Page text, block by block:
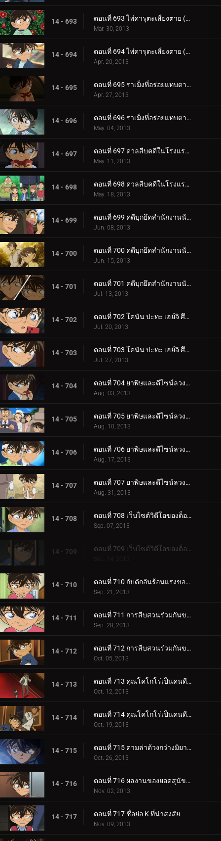
14 - 693 ตอนที่ 693 ไพ่คารุตะเสี่ยงตาย (ตอน 1)
Mar. 30, 2013
14 - 694 ตอนที่ 694 ไพ่คารุตะเสี่ยงตาย (ตอน 2)
Apr. 20, 2013
14 - 695 ตอนที่ 695 ราเม็งที่อร่อยแทบตาย (ตอน 1)
Apr. 27, 2013
14 - 696 ตอนที่ 696 ราเม็งที่อร่อยแทบตาย (ตอน 2)
May. 04, 2013
14 - 697 ตอนที่ 697 ดวลสืบคดีในโรงแรมผีสิง (ตอน 1)
May. 11, 2013
14 - 698 ตอนที่ 698 ดวลสืบคดีในโรงแรมผีสิง (ตอน 2)
May. 18, 2013
14 - 699 ตอนที่ 699 คดีบุกยึดสำนักงานนักสืบ (ตอน 1)
Jun. 08, 2013
14 - 700 ตอนที่ 700 คดีบุกยึดสำนักงานนักสืบ (ตอน 2)
Jun. 15, 2013
14 - 701 ตอนที่ 701 คดีบุกยึดสำนักงานนักสืบ (ตอน 3)
Jul. 13, 2013
14 - 702 ตอนที่ 702 โคนัน ปะทะ เฮย์จิ ศึกดวลสองนักสืบตะวันออกตะวันตก (ตอนพิเศษ 1) ยอดนักสืบจิ๋วโคนัน เดอะซี.
Jul. 20, 2013
14 - 703 ตอนที่ 703 โคนัน ปะทะ เฮย์จิ ศึกดวลสองนักสืบตะวันออกตะวันตก (ตอนพิเศษ 2) ยอดนักสืบจิ๋วโคนัน เดอะซี.
Jul. 27, 2013
14 - 704 ตอนที่ 704 ยาพิษและดีไซน์ลวงตา (ตอน 1)
Aug. 03, 2013
14 - 705 ตอนที่ 705 ยาพิษและดีไซน์ลวงตา (ตอน 2)
Aug. 10, 2013
14 - 706 ตอนที่ 706 ยาพิษและดีไซน์ลวงตา (ตอน 3)
Aug. 17, 2013
14 - 707 ตอนที่ 707 ยาพิษและดีไซน์ลวงตา (ตอน 4)
Aug. 31, 2013
14 - 708 ตอนที่ 708 เว็บไซต์วิดีโอของด็อกเตอร์ (ตอน 1)
Sep. 07, 2013
14 - 709 ตอนที่ 709 เว็บไซต์วิดีโอของด็อกเตอร์ (ตอน 2)
Sep. 14, 2013
14 - 710 ตอนที่ 710 กับดักอันร้อนแรงของช็อกโกล่า
Sep. 21, 2013
14 - 711 ตอนที่ 711 การสืบสวนร่วมกันของรักครั้งแรก (ตอน 1)
Sep. 28, 2013
14 - 712 ตอนที่ 712 การสืบสวนร่วมกันของรักครั้งแรก (ตอน 2)
Oct. 05, 2013
14 - 713 ตอนที่ 713 คุณโคโกโร่เป็นคนดี (ตอน 1)
Oct. 12, 2013
14 - 714 ตอนที่ 714 คุณโคโกโร่เป็นคนดี (ตอน 2)
Oct. 19, 2013
14 - 715 ตอนที่ 715 ตามล่าด้วงกว่างมิยามะ
Oct. 26, 2013
14 - 716 ตอนที่ 716 ผลงานของยอดสุนัขคูร์ 2
Nov. 02, 2013
14 - 717 ตอนที่ 717 ชื่อย่อ K ที่น่าสงสัย
Nov. 09, 2013